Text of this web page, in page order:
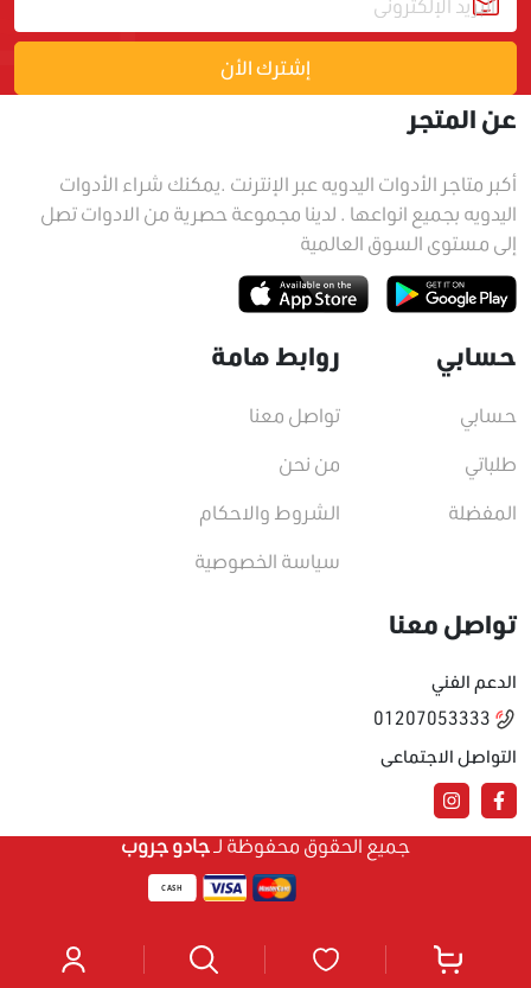
إشترك الأن
عن المتجر
أكبر متاجر الأدوات اليدويه عبر الإنترنت .يمكنك شراء الأدوات
اليدويه بجميع انواعها . لدينا مجموعة حصرية من الادوات تصل
إلى مستوى السوق العالمية
حسابي
حسابي
طلباتي
المفضلة
روابط هامة
تواصل معنا
من نحن
الشروط والاحكام
سياسة الخصوصية
تواصل معنا
الدعم الفني
التواصل الاجتماعى
جميع الحقوق محفوظة لـجادو جروب